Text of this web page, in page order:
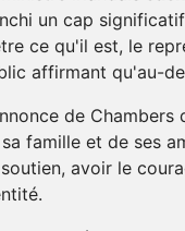
un cap
ce qu'il est, le
affirmant qu'au-
de
famille et de ses
avoir le